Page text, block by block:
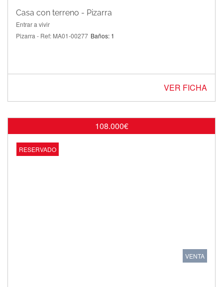
Casa con terreno - Pizarra
Entrar a vivir
Pizarra - Ref: MA01-00277 Baños: 1
VER FICHA
108.000€
RESERVADO
VENTA